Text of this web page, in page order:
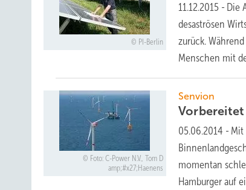
PI-Berlin
11.12.2015 - Die
desaströsen
zurück.
Menschen mit
Foto: C-Power N.V., Tom D
amp;#x27;Haenens
Senvion
Vorbereitet
05.06.2014 - Mit
momentan
Hamburger auf